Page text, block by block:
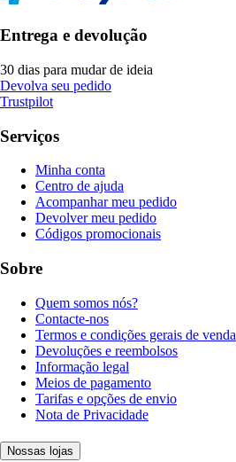
Entrega e devolução
30 dias para mudar de ideia
Devolva seu pedido
Trustpilot
Serviços
Minha conta
Centro de ajuda
Acompanhar meu pedido
Devolver meu pedido
Códigos promocionais
Sobre
Quem somos nós?
Contacte-nos
Termos e condições gerais de venda
Devoluções e reembolsos
Informação legal
Meios de pagamento
Tarifas e opções de envio
Nota de Privacidade
Nossas lojas